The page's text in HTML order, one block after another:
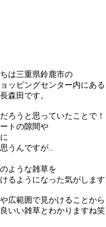
は三重県鈴鹿市の
ッピングセンター内にある
森田です。
ろうと思っていたことで！
トの隙間や
うんですが…
ような雑草を
るようになった気がしま
広範囲で見かけることか
いい雑草とわかりますね笑